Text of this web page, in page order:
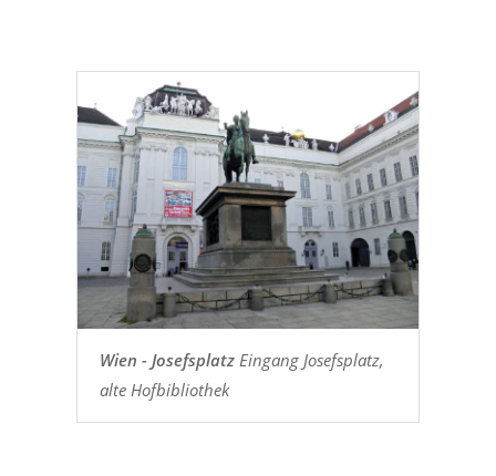
Wien - JosefsplatzEingang Josefsplatz,
alte Hofbibliothek